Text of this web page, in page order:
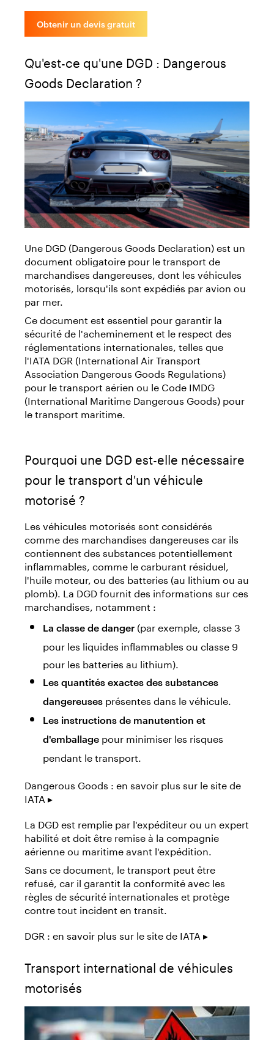
Obtenir un devis gratuit
Qu'est-ce qu'une DGD : Dangerous
Goods Declaration ?
Une DGD (Dangerous Goods Declaration) est un
document obligatoire pour le transport de
marchandises dangereuses, dont les véhicules
motorisés, lorsqu'ils sont expédiés par avion ou
par mer.
Ce document est essentiel pour garantir la
sécurité de l'acheminement et le respect des
réglementations internationales, telles que
l'IATA DGR (International Air Transport
Association Dangerous Goods Regulations)
pour le transport aérien ou le Code IMDG
(International Maritime Dangerous Goods) pour
le transport maritime.
Pourquoi une DGD est-elle nécessaire
pour le transport d'un véhicule
motorisé ?
Les véhicules motorisés sont considérés
comme des marchandises dangereuses car ils
contiennent des substances potentiellement
inflammables, comme le carburant résiduel,
l'huile moteur, ou des batteries (au lithium ou au
plomb). La DGD fournit des informations sur ces
marchandises, notamment :
La classe de danger (par exemple, classe 3
pour les liquides inflammables ou classe 9
pour les batteries au lithium).
Les quantités exactes des substances
dangereuses présentes dans le véhicule.
Les instructions de manutention et
d'emballage pour minimiser les risques
pendant le transport.
Dangerous Goods : en savoir plus sur le site de
IATA ▸
La DGD est remplie par l'expéditeur ou un expert
habilité et doit être remise à la compagnie
aérienne ou maritime avant l'expédition.
Sans ce document, le transport peut être
refusé, car il garantit la conformité avec les
règles de sécurité internationales et protège
contre tout incident en transit.
DGR : en savoir plus sur le site de IATA ▸
Transport international de véhicules
motorisés